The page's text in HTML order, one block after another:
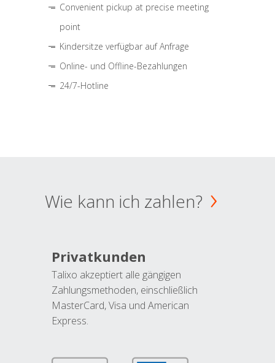
Convenient pickup at precise meeting
point
Kindersitze verfügbar auf Anfrage
Online- und Offline-Bezahlungen
24/7-Hotline
Wie kann ich zahlen?
Privatkunden
Talixo akzeptiert alle gängigen
Zahlungsmethoden, einschließlich
MasterCard, Visa und American
Express.